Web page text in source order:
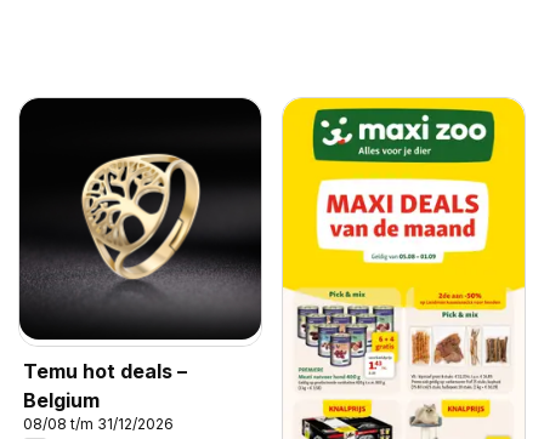
Temu hot deals –
Belgium
08/08 t/m 31/12/2026